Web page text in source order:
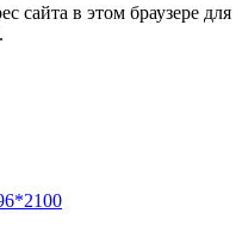
сайта в этом браузере для